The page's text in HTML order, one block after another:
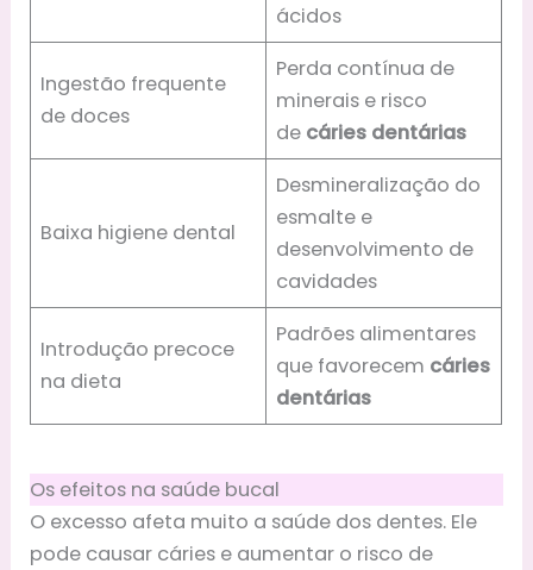
ácidos
Ingestão frequente
de doces
Perda contínua de
minerais e risco
de cáries dentárias
Baixa higiene dental
Desmineralização do
esmalte e
desenvolvimento de
cavidades
Introdução precoce
na dieta
Padrões alimentares
que favorecem cáries
dentárias
Os efeitos na saúde bucal
O excesso afeta muito a saúde dos dentes. Ele
pode causar cáries e aumentar o risco de